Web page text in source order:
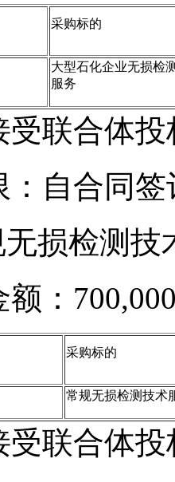
采购标的
大型石化企业无损检
服务
受联合体投
：自合同
损检测技
：
采购标的
常规无损检测技术
受联合体投